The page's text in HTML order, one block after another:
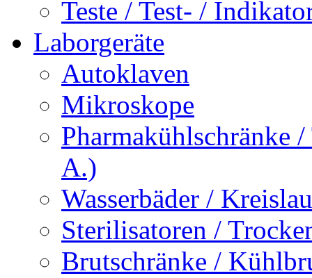
Teste / Test- /
Laborgeräte
Autoklaven
Mikroskope
Pharmakühlschränke
A.)
Wasserbäder /
Sterilisatoren /
Brutschränke /